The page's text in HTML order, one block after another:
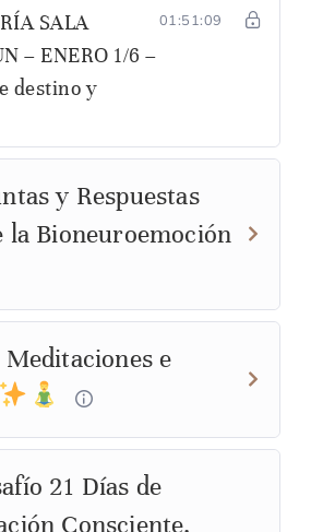
SALA
– ENERO 1/6 –
destino y
01:51:09
y Respuestas
la Bioneuroemoción
Meditaciones e
21 Días de
Consciente.